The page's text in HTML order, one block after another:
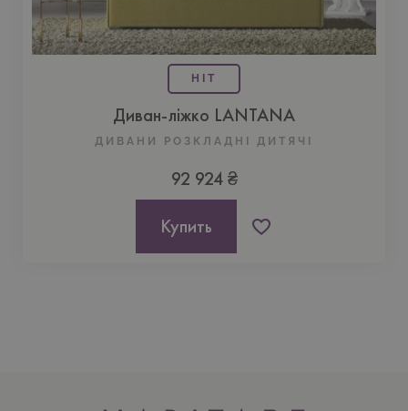
HIT
Диван-ліжко LANTANA
ДИВАНИ РОЗКЛАДНІ ДИТЯЧІ
92 924 ₴
Купить